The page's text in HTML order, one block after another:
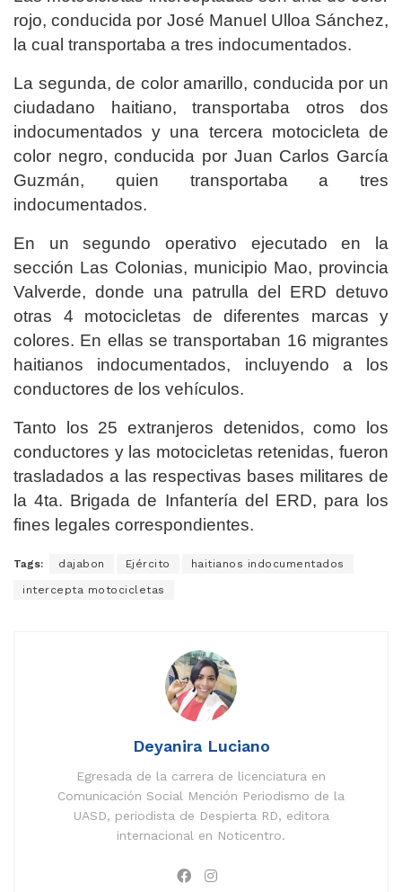
rojo, conducida por José Manuel Ulloa Sánchez,
la cual transportaba a tres indocumentados.
La segunda, de color amarillo, conducida por un
ciudadano haitiano, transportaba otros dos
indocumentados y una tercera motocicleta de
color negro, conducida por Juan Carlos García
Guzmán, quien transportaba a tres
indocumentados.
En un segundo operativo ejecutado en la
sección Las Colonias, municipio Mao, provincia
Valverde, donde una patrulla del ERD detuvo
otras 4 motocicletas de diferentes marcas y
colores. En ellas se transportaban 16 migrantes
haitianos indocumentados, incluyendo a los
conductores de los vehículos.
Tanto los 25 extranjeros detenidos, como los
conductores y las motocicletas retenidas, fueron
trasladados a las respectivas bases militares de
la 4ta. Brigada de Infantería del ERD, para los
fines legales correspondientes.
Tags: dajabon Ejército haitianos indocumentados
intercepta motocicletas
Deyanira Luciano
Egresada de la carrera de licenciatura en
Comunicación Social Mención Periodismo de la
UASD, periodista de Despierta RD, editora
internacional en Noticentro.